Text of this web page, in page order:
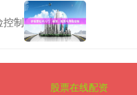
控制
股票在线配资